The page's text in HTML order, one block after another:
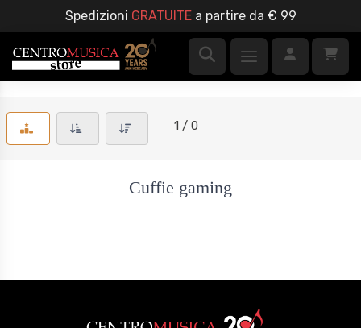
Spedizioni GRATUITEa partire da € 99
1 / 0
Cuffie gaming